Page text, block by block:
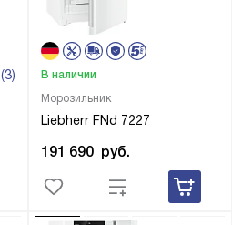
(3)
Морозильник
Liebherr FNd 7227
В наличии
191 690 руб.